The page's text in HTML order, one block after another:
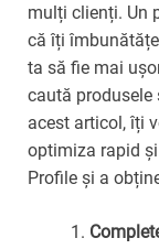
mulți clienți. Un
că îți
ta să fie mai
caută produsele
acest articol, îți
optimiza rapid
Profile și a